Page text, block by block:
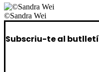
©Sandra Wei
Subscriu-te al butlletí